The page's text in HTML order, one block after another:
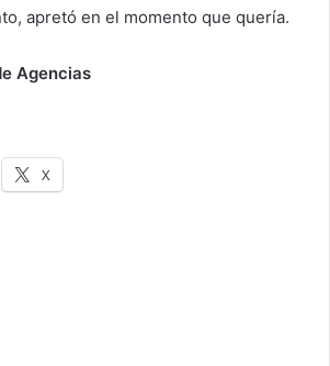
apretó en el momento que quería.
Agencias
X